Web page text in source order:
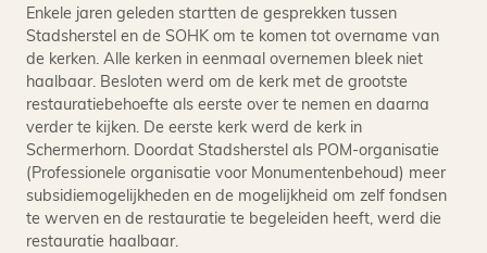
Enkele jaren geleden startten de gesprekken tussen
Stadsherstel en de SOHK om te komen tot overname van
de kerken. Alle kerken in eenmaal overnemen bleek niet
haalbaar. Besloten werd om de kerk met de grootste
restauratiebehoefte als eerste over te nemen en daarna
verder te kijken. De eerste kerk werd de kerk in
Schermerhorn. Doordat Stadsherstel als POM-organisatie
(Professionele organisatie voor Monumentenbehoud) meer
subsidiemogelijkheden en de mogelijkheid om zelf fondsen
te werven en de restauratie te begeleiden heeft, werd die
restauratie haalbaar.